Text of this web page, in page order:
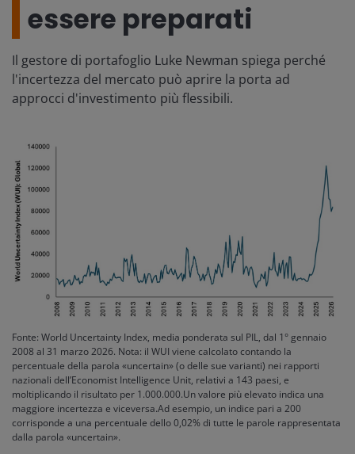
essere preparati
Il gestore di portafoglio Luke Newman spiega perché
l'incertezza del mercato può aprire la porta ad
approcci d'investimento più flessibili.
Fonte: World Uncertainty Index, media ponderata sul PIL, dal 1° gennaio
2008 al 31 marzo 2026. Nota: il WUI viene calcolato contando la
percentuale della parola «uncertain» (o delle sue varianti) nei rapporti
nazionali dell’Economist Intelligence Unit, relativi a 143 paesi, e
moltiplicando il risultato per 1.000.000.Un valore più elevato indica una
maggiore incertezza e viceversa.Ad esempio, un indice pari a 200
corrisponde a una percentuale dello 0,02% di tutte le parole rappresentata
dalla parola «uncertain».